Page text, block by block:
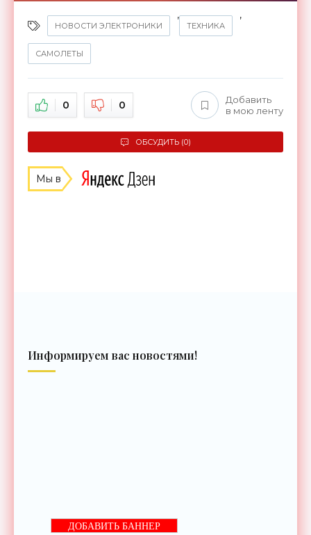
НОВОСТИ ЭЛЕКТРОНИКИ
,
ТЕХНИКА
,
САМОЛЕТЫ
0 0
Добавить
в мою ленту
ОБСУДИТЬ (0)
Мы в
Информируем вас новостями!
ДОБАВИТЬ БАННЕР